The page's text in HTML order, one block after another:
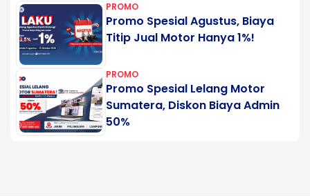
PROMO
Promo Spesial Agustus, Biaya
Titip Jual Motor Hanya 1%!
PROMO
Promo Spesial Lelang Motor
Sumatera, Diskon Biaya Admin
50%